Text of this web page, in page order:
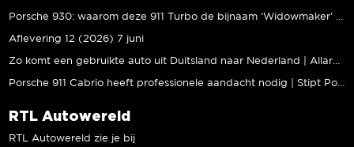
Aflevering 12 (2026) 7 juni
RTL Autowereld
RTL Autowereld zie je bij